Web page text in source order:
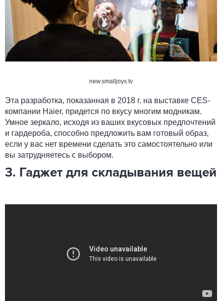
new.smalljoys.tv
Эта разработка, показанная в 2018 г. на выставке CES-
компании Haier, придется по вкусу многим модникам.
Умное зеркало, исходя из ваших вкусовых предпочтений
и гардероба, способно предложить вам готовый образ,
если у вас нет времени сделать это самостоятельно или
вы затрудняетесь с выбором.
3. Гаджет для складывания вещей